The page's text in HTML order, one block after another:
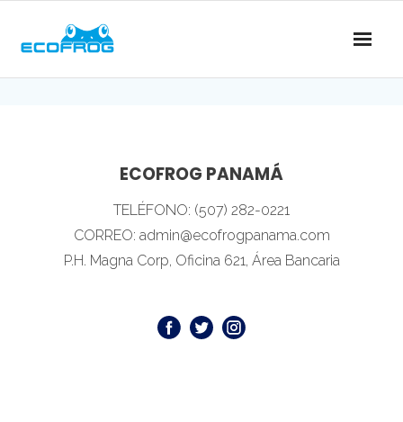
ECOFROG PANAMÁ
TELÉFONO: (507) 282-0221
CORREO: admin@ecofrogpanama.com
P.H. Magna Corp, Oficina 621, Área Bancaria